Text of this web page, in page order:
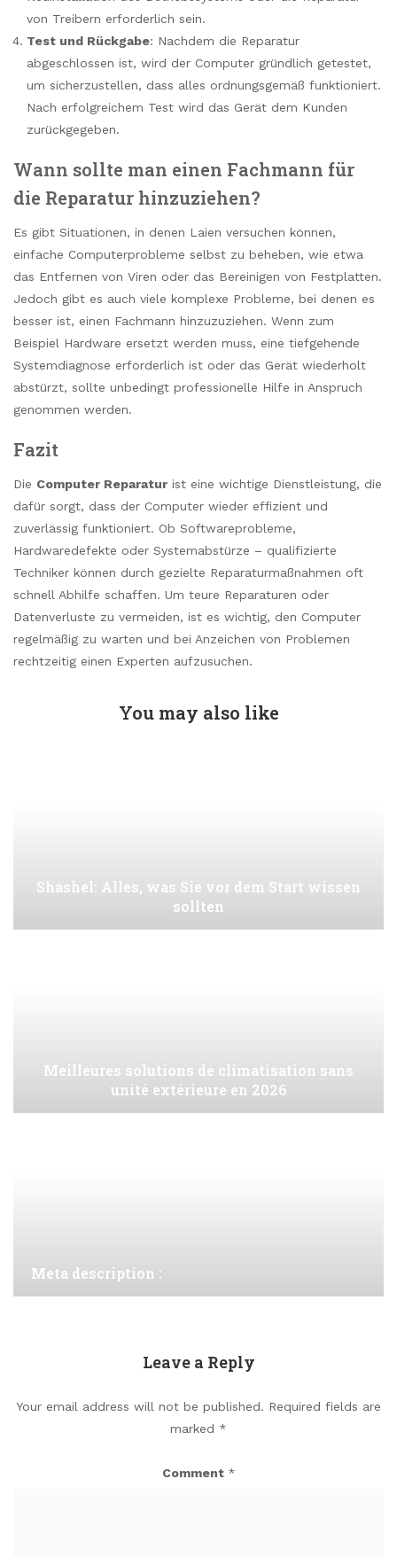
von Treibern erforderlich sein.
Test und Rückgabe: Nachdem die Reparatur
abgeschlossen ist, wird der Computer gründlich getestet,
um sicherzustellen, dass alles ordnungsgemäß funktioniert.
Nach erfolgreichem Test wird das Gerät dem Kunden
zurückgegeben.
Wann sollte man einen Fachmann für
die Reparatur hinzuziehen?
Es gibt Situationen, in denen Laien versuchen können,
einfache Computerprobleme selbst zu beheben, wie etwa
das Entfernen von Viren oder das Bereinigen von Festplatten.
Jedoch gibt es auch viele komplexe Probleme, bei denen es
besser ist, einen Fachmann hinzuzuziehen. Wenn zum
Beispiel Hardware ersetzt werden muss, eine tiefgehende
Systemdiagnose erforderlich ist oder das Gerät wiederholt
abstürzt, sollte unbedingt professionelle Hilfe in Anspruch
genommen werden.
Fazit
Die Computer Reparatur ist eine wichtige Dienstleistung, die
dafür sorgt, dass der Computer wieder effizient und
zuverlässig funktioniert. Ob Softwareprobleme,
Hardwaredefekte oder Systemabstürze – qualifizierte
Techniker können durch gezielte Reparaturmaßnahmen oft
schnell Abhilfe schaffen. Um teure Reparaturen oder
Datenverluste zu vermeiden, ist es wichtig, den Computer
regelmäßig zu warten und bei Anzeichen von Problemen
rechtzeitig einen Experten aufzusuchen.
You may also like
Shashel: Alles, was Sie vor dem Start wissen
sollten
Meilleures solutions de climatisation sans
unité extérieure en 2026
Meta description :
Leave a Reply
Your email address will not be published. Required fields are
marked *
Comment *